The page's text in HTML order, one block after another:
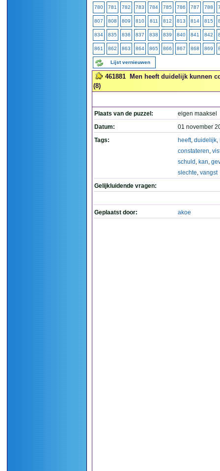
780 781 782 783 784 785 786 787 788
807 808 809 810 811 812 813 814 815
834 835 836 837 838 839 840 841 842
861 862 863 864 865 866 867 868 869
Lijst vernieuwen
461881
Men heeft duidelijk kunnen
(8)
Plaats van de puzzel:
eigen maaksel
Datum:
01 november
Tags:
heeft, duidelijk,
constateren,
schuld , kan,
slechte, vangst
Gelijkluidende vragen:
Geplaatst door: akoe